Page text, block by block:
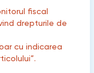
fiscal
drepturile de
cu indicarea